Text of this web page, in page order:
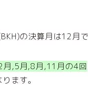
の決算月は12月
月,5月,8月,11月の4回
ます。